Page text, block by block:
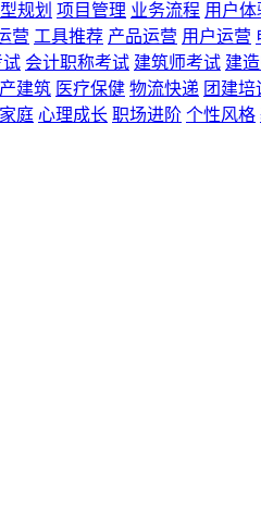
规划 项目管理 业务流程 用户体
营 工具推荐 产品运营 用户运营
试 会计职称考试 建筑师考试 建
建筑 医疗保健 物流快递 团建培
庭 心理成长 职场进阶 个性风格